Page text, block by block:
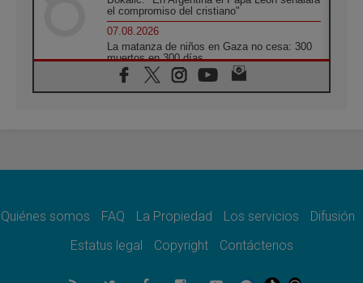
el compromiso del cristiano"
07.08.2026
La matanza de niños en Gaza no cesa: 300
muertos en 300 días
07.08.2026
Tagle: La guerra desfigura el mundo, solo la
como misión al servicio del Evangelio
SIGNIS 2026, dar voz a las religiosas en el
07.08.2026
Quiénes somos FAQ La Propiedad Los servicios
Difusión
Estatus legal
Copyright Contáctenos